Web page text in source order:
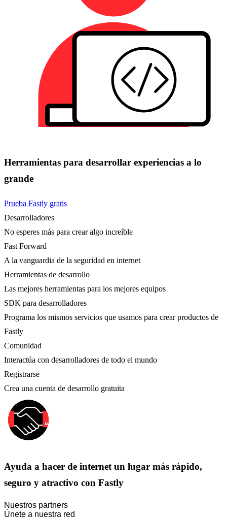
Herramientas para desarrollar experiencias a lo
grande
Prueba Fastly gratis
Desarrolladores
No esperes más para crear algo increíble
Fast Forward
A la vanguardia de la seguridad en internet
Herramientas de desarrollo
Las mejores herramientas para los mejores equipos
SDK para desarrolladores
Programa los mismos servicios que usamos para crear productos de
Fastly
Comunidad
Interactúa con desarrolladores de todo el mundo
Registrarse
Crea una cuenta de desarrollo gratuita
Ayuda a hacer de internet un lugar más rápido,
seguro y atractivo con Fastly
Nuestros partners
Únete a nuestra red